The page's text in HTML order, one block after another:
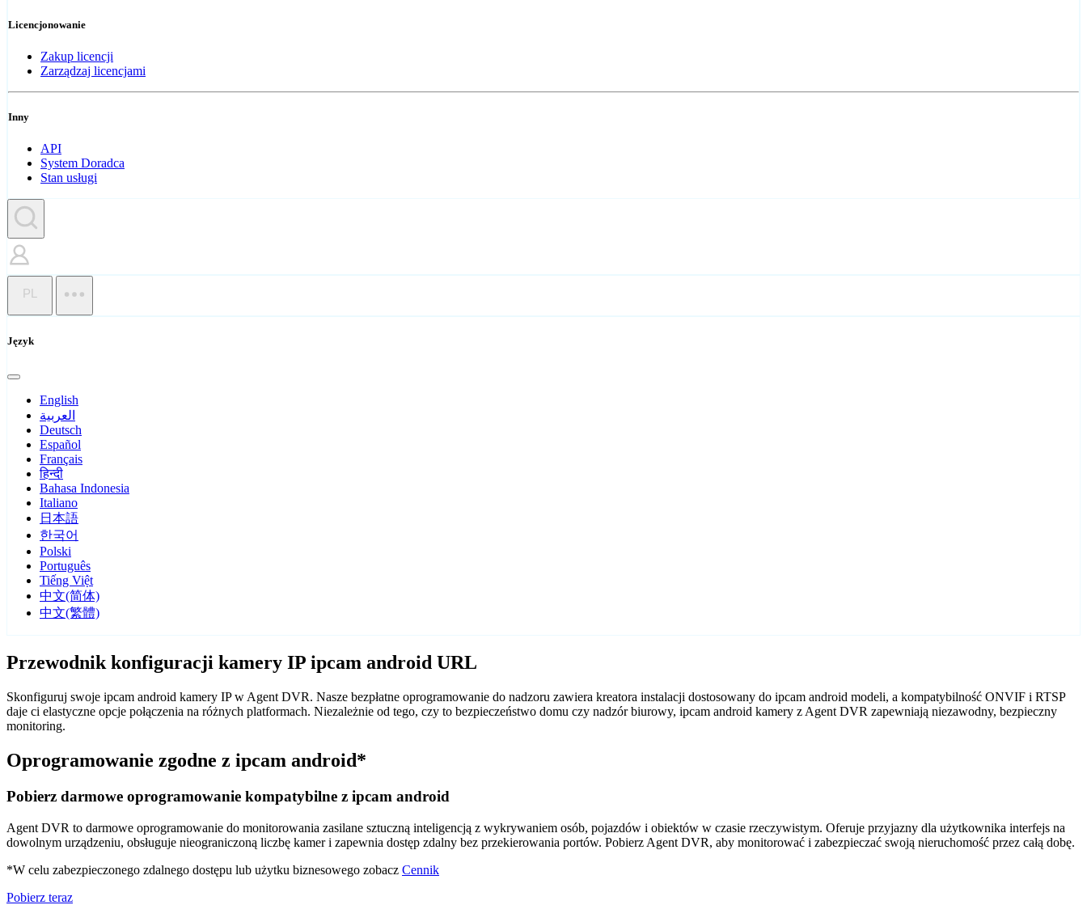
Licencjonowanie
Zakup licencji
Zarządzaj licencjami
Inny
API
System Doradca
Stan usługi
PL
Język
English
العربية
Deutsch
Español
Français
हिन्दी
Bahasa Indonesia
Italiano
日本語
한국어
Polski
Português
Tiếng Việt
中文(简体)
中文(繁體)
Przewodnik konfiguracji kamery IP ipcam android URL
Skonfiguruj swoje ipcam android kamery IP w Agent DVR. Nasze bezpłatne oprogramowanie do nadzoru zawiera kreatora instalacji dostosowany do ipcam android modeli, a kompatybilność ONVIF i RTSP
daje ci elastyczne opcje połączenia na różnych platformach. Niezależnie od tego, czy to bezpieczeństwo domu czy nadzór biurowy, ipcam android kamery z Agent DVR zapewniają niezawodny, bezpieczny
monitoring.
Oprogramowanie zgodne z ipcam android*
Pobierz darmowe oprogramowanie kompatybilne z ipcam android
Agent DVR to darmowe oprogramowanie do monitorowania zasilane sztuczną inteligencją z wykrywaniem osób, pojazdów i obiektów w czasie rzeczywistym. Oferuje przyjazny dla użytkownika interfejs na
dowolnym urządzeniu, obsługuje nieograniczoną liczbę kamer i zapewnia dostęp zdalny bez przekierowania portów. Pobierz Agent DVR, aby monitorować i zabezpieczać swoją nieruchomość przez całą dobę.
*W celu zabezpieczonego zdalnego dostępu lub użytku biznesowego zobacz Cennik
Pobierz teraz